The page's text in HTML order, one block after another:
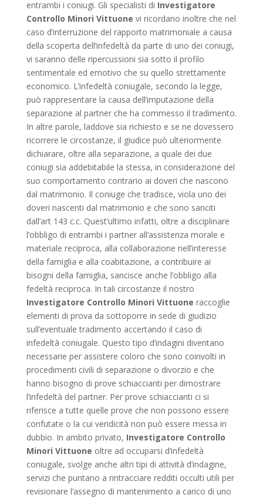
entrambi i coniugi. Gli specialisti di Investigatore
Controllo Minori Vittuone vi ricordano inoltre che nel
caso d’interruzione del rapporto matrimoniale a causa
della scoperta dell’infedeltà da parte di uno dei coniugi,
vi saranno delle ripercussioni sia sotto il profilo
sentimentale ed emotivo che su quello strettamente
economico. L’infedeltà coniugale, secondo la legge,
può rappresentare la causa dell’imputazione della
separazione al partner che ha commesso il tradimento.
In altre parole, laddove sia richiesto e se ne dovessero
ricorrere le circostanze, il giudice può ulteriormente
dichiarare, oltre alla separazione, a quale dei due
coniugi sia addebitabile la stessa, in considerazione del
suo comportamento contrario ai doveri che nascono
dal matrimonio. Il coniuge che tradisce, viola uno dei
doveri nascenti dal matrimonio e che sono sanciti
dall’art 143 c.c. Quest’ultimo infatti, oltre a disciplinare
l’obbligo di entrambi i partner all’assistenza morale e
materiale reciproca, alla collaborazione nell’interesse
della famiglia e alla coabitazione, a contribuire ai
bisogni della famiglia, sancisce anche l’obbligo alla
fedeltà reciproca. In tali circostanze il nostro
Investigatore Controllo Minori Vittuone raccoglie
elementi di prova da sottoporre in sede di giudizio
sull’eventuale tradimento accertando il caso di
infedeltà coniugale. Questo tipo d’indagini diventano
necessarie per assistere coloro che sono coinvolti in
procedimenti civili di separazione o divorzio e che
hanno bisogno di prove schiaccianti per dimostrare
l’infedeltà del partner. Per prove schiaccianti ci si
riferisce a tutte quelle prove che non possono essere
confutate o la cui veridicità non può essere messa in
dubbio. In ambito privato, Investigatore Controllo
Minori Vittuone oltre ad occuparsi d’infedeltà
coniugale, svolge anche altri tipi di attività d’indagine,
servizi che puntano a rintracciare redditi occulti utili per
revisionare l’assegno di mantenimento a carico di uno